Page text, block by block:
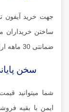
جهت خرید آیفون
ساختن خریداران
ضمانتی 30 ماهه ارائه میکند .
سخن
شما میتوانید
ایمن با بقیه